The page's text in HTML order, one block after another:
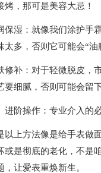
烤，那可是美容大忌！
：就像我们涂护手霜
太多，否则它可能会“油
：对于轻微脱皮，市
要细腻，否则可能会留
阶操作：专业介入的
方法像是给手表做面
或是彻底的老化，不是
，让爱表重焕新生。